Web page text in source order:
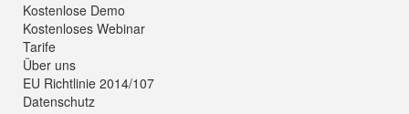
Kostenlose Demo
Kostenloses Webinar
Tarife
Über uns
EU Richtlinie 2014/107
Datenschutz